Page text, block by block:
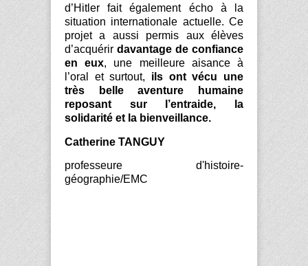
d’Hitler fait également écho à la
situation internationale actuelle. Ce
projet a aussi permis aux élèves
d’acquérir davantage de confiance
en eux, une meilleure aisance à
l’oral et surtout, ils ont vécu une
très belle aventure humaine
reposant sur l’entraide, la
solidarité et la bienveillance.
Catherine TANGUY
professeure d'histoire-
géographie/EMC